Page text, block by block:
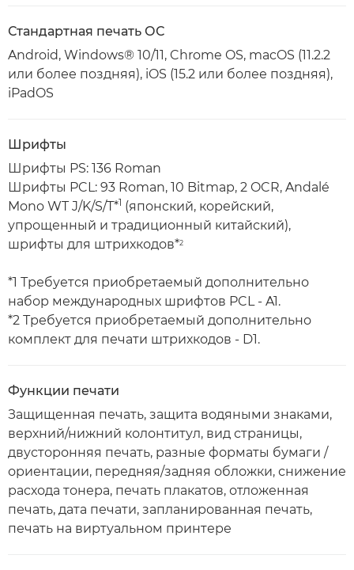
Стандартная печать ОС
Android, Windows® 10/11, Chrome OS, macOS (11.2.2
или более поздняя), iOS (15.2 или более поздняя),
iPadOS
Шрифты
Шрифты PS: 136 Roman
Шрифты PCL: 93 Roman, 10 Bitmap, 2 OCR, Andalé
Mono WT J/K/S/T*1 (японский, корейский,
упрощенный и традиционный китайский),
шрифты для штрихкодов*2
*1 Требуется приобретаемый дополнительно
набор международных шрифтов PCL - A1.
*2 Требуется приобретаемый дополнительно
комплект для печати штрихкодов - D1.
Функции печати
Защищенная печать, защита водяными знаками,
верхний/нижний колонтитул, вид страницы,
двусторонняя печать, разные форматы бумаги /
ориентации, передняя/задняя обложки, снижение
расхода тонера, печать плакатов, отложенная
печать, дата печати, запланированная печать,
печать на виртуальном принтере